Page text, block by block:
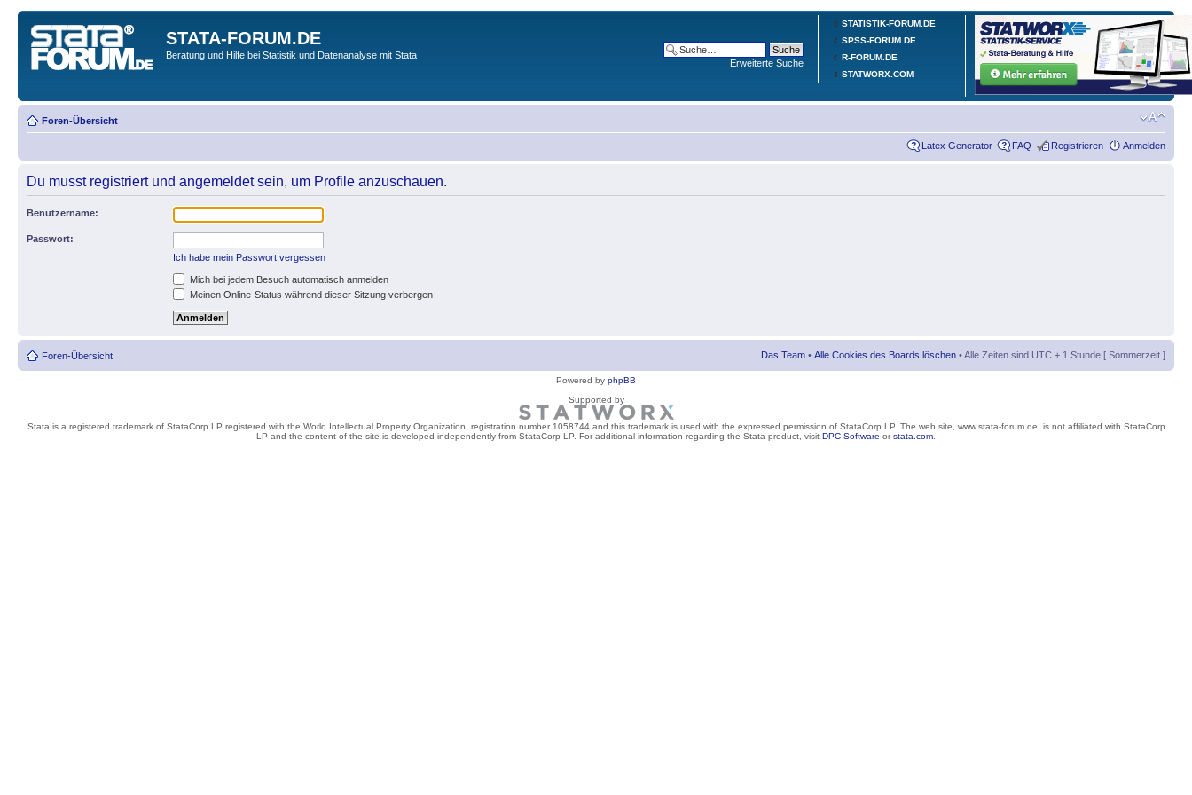
STATISTIK-FORUM.DE
SPSS-FORUM.DE
R-FORUM.DE
STATWORX.COM
STATA-FORUM.DE
Beratung und Hilfe bei Statistik und Datenanalyse mit Stata
Erweiterte Suche
Foren-Übersicht
Latex Generator FAQ Registrieren Anmelden
Du musst registriert und angemeldet sein, um Profile anzuschauen.
Benutzername:
Passwort:
Ich habe mein Passwort vergessen
Mich bei jedem Besuch automatisch anmelden
Meinen Online-Status während dieser Sitzung verbergen
Foren-Übersicht Das Team • Alle Cookies des Boards löschen • Alle Zeiten sind UTC + 1 Stunde [ Sommerzeit ]
Powered by phpBB
Supported by
Stata is a registered trademark of StataCorp LP registered with the World Intellectual Property Organization, registration number 1058744 and this trademark is used with the expressed permission of StataCorp LP. The web site, www.stata-forum.de, is not affiliated with StataCorp
LP and the content of the site is developed independently from StataCorp LP. For additional information regarding the Stata product, visit DPC Software orstata.com